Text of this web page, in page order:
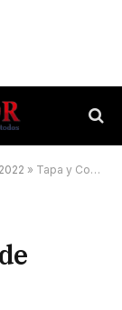
» Tapa y Contratapa 12 de marzo de 2025